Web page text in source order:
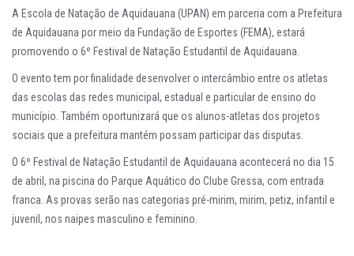
A Escola de Natação de Aquidauana (UPAN) em parceria com a Prefeitura
de Aquidauana por meio da Fundação de Esportes (FEMA), estará
promovendo o 6º Festival de Natação Estudantil de Aquidauana.
O evento tem por finalidade desenvolver o intercâmbio entre os atletas
das escolas das redes municipal, estadual e particular de ensino do
município. Também oportunizará que os alunos-atletas dos projetos
sociais que a prefeitura mantém possam participar das disputas.
O 6º Festival de Natação Estudantil de Aquidauana acontecerá no dia 15
de abril, na piscina do Parque Aquático do Clube Gressa, com entrada
franca. As provas serão nas categorias pré-mirim, mirim, petiz, infantil e
juvenil, nos naipes masculino e feminino.